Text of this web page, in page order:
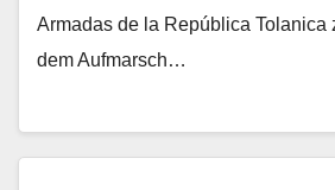
Armadas de la República Tolanica
dem Aufmarsch…